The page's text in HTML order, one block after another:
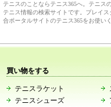
テニスのことならテニス365へ。テニス
テニス情報の検索サイトです。プレイ
合ポータルサイトのテニス365をお使い
買い物をする
テニスラケット
テニスシューズ